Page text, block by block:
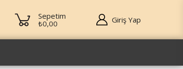
Sepetim
₺0,00
Giriş Yap